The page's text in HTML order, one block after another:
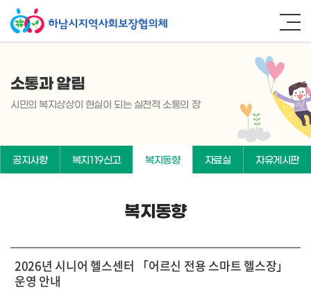
소통과 알림
시민의 복지상상이 현실이 되는 실천적 소통의 장
공지사항 복지119신고 복지동향 자료실 자유게시판
복지동향
2026년 시니어 헬스센터 「어르신 전용 스마트 헬스장」
운영 안내